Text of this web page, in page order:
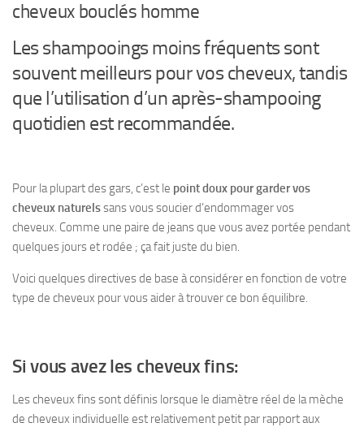
cheveux bouclés homme
Les shampooings moins fréquents sont
souvent meilleurs pour vos cheveux, tandis
que l’utilisation d’un après-shampooing
quotidien est recommandée.
Pour la plupart des gars, c’est le point doux pour garder vos
cheveux naturelssans vous soucier d’endommager vos
cheveux. Comme une paire de jeans que vous avez portée pendant
quelques jours et rodée ; ça fait juste du bien.
Voici quelques directives de base à considérer en fonction de votre
type de cheveux pour vous aider à trouver ce bon équilibre.
Si vous avez les cheveux fins:
Les cheveux fins sont définis lorsque le diamètre réel de la mèche
de cheveux individuelle est relativement petit par rapport aux